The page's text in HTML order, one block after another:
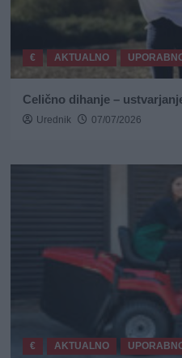
€ AKTUALNO
Celično dihanje –
Urednik 07/07/2026
€ AKTUALNO